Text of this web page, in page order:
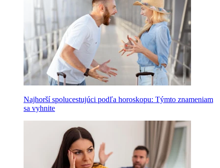
Najhorší spolucestujúci podľa horoskopu: Týmto znameniam
sa vyhnite